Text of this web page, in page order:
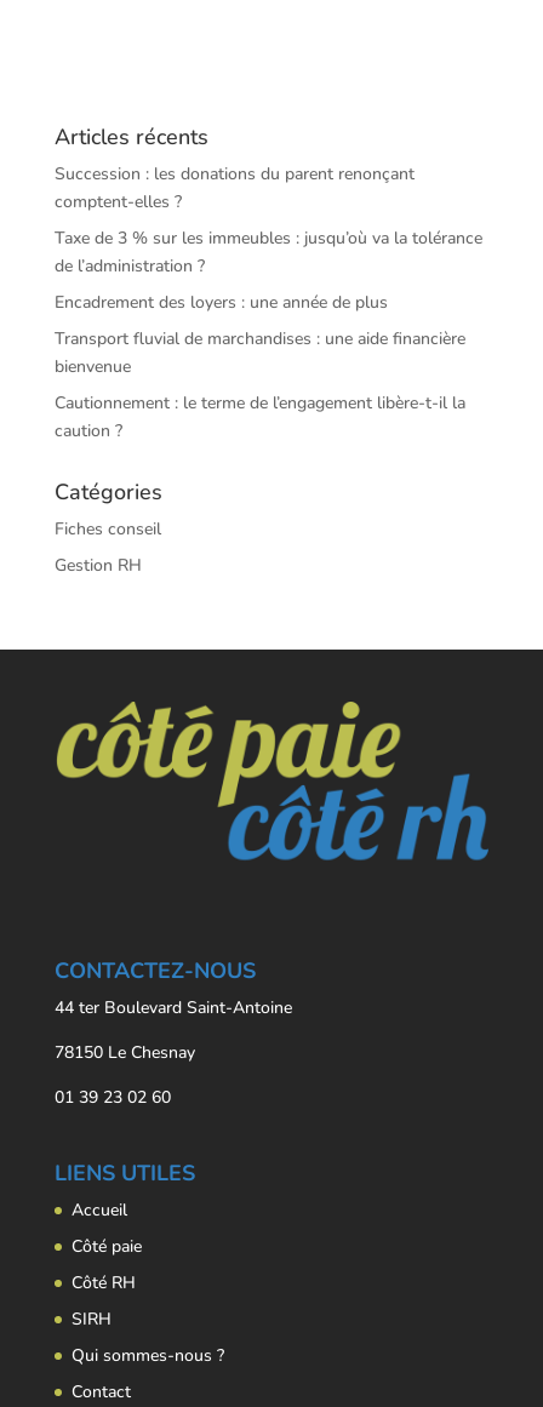
Articles récents
Succession : les donations du parent renonçant
comptent-elles ?
Taxe de 3 % sur les immeubles : jusqu’où va la tolérance
de l’administration ?
Encadrement des loyers : une année de plus
Transport fluvial de marchandises : une aide financière
bienvenue
Cautionnement : le terme de l’engagement libère-t-il la
caution ?
Catégories
Fiches conseil
Gestion RH
CONTACTEZ-NOUS
44 ter Boulevard Saint-Antoine
78150 Le Chesnay
01 39 23 02 60
LIENS UTILES
Accueil
Côté paie
Côté RH
SIRH
Qui sommes-nous ?
Contact